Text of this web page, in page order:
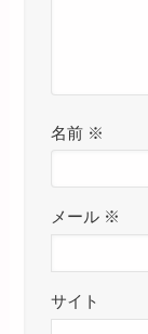
名前 ※
メール ※
サイト